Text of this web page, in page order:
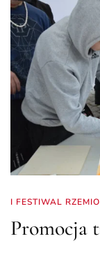
I FESTIWAL
Promocja